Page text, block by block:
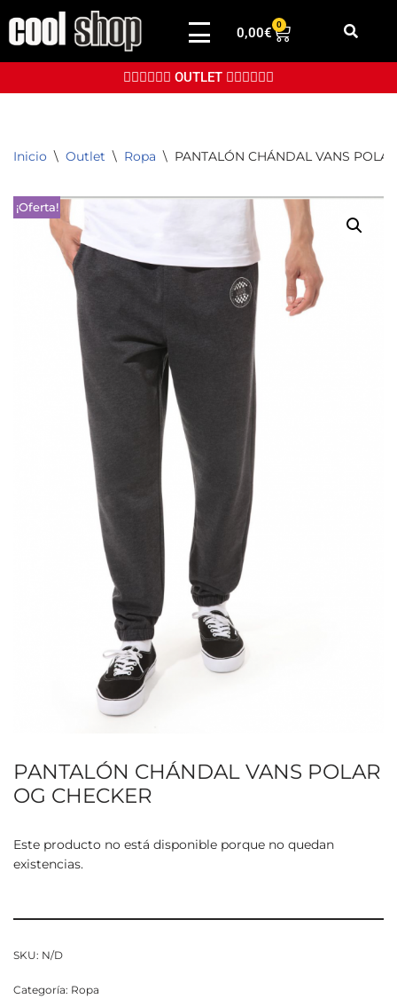
Saltar
contenido
0,00€
0
👉🏼👉🏼👉🏼 OUTLET 👈🏼👈🏼👈🏼
Inicio \ Outlet \ Ropa \ PANTALÓN CHÁNDAL VANS
¡Oferta!
PANTALÓN CHÁNDAL VANS POLAR
OG CHECKER
Este producto no está disponible porque no quedan
existencias.
SKU: N/D
Categoría: Ropa